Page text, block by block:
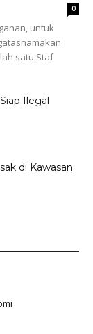
0
untuk
satu Staf
Ilegal
di Kawasan